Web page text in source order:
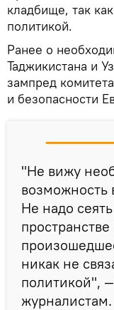
кладбище, так
политикой.
Ранее о
Таджикистана и
зампред
и безопасности
"Не вижу
возможность
Не надо
никак не
политикой",
журналистам.